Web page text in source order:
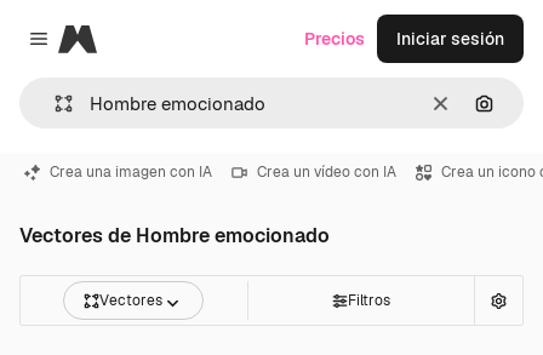
Close menu
Magnific
Borrar
Precios Iniciar sesión
Crea una imagen con IA Crea un vídeo con IA Crea un icono
Vectores de Hombre emocionado
Vectores Filtros